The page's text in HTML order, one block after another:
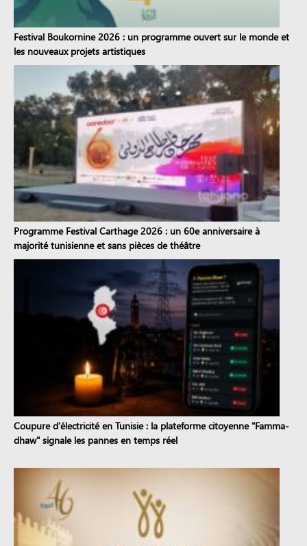
Festival Boukornine 2026 : un programme ouvert sur le monde et
les nouveaux projets artistiques
Programme Festival Carthage 2026 : un 60e anniversaire à
majorité tunisienne et sans pièces de théâtre
Coupure d’électricité en Tunisie : la plateforme citoyenne "Famma-
dhaw" signale les pannes en temps réel